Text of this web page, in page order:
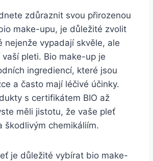
zdůraznit⁤ svou ⁢přirozenou
make-upu, je ⁣důležité zvolit
nejenže vypadají skvěle, ale​
pleti. Bio make-up⁣ je
ingrediencí, které jsou
a často mají léčivé účinky.
s certifikátem‍ BIO ⁣až
měli jistotu, že ⁢vaše pleť
⁣škodlivým ⁣chemikáliím.
je důležité vybírat⁢ bio make-